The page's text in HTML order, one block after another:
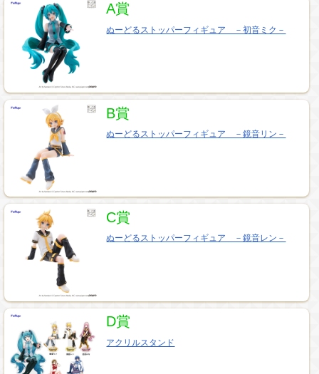
A賞
ぬーどるストッパーフィギュア －初音ミク－
B賞
ぬーどるストッパーフィギュア －鏡音リン－
C賞
ぬーどるストッパーフィギュア －鏡音レン－
D賞
アクリルスタンド